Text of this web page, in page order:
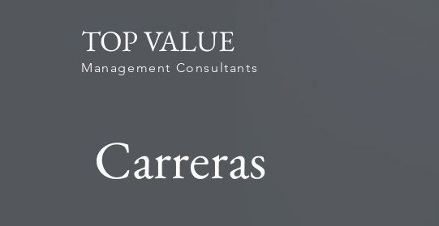
TOP VALUE
Management Consultants
Carreras